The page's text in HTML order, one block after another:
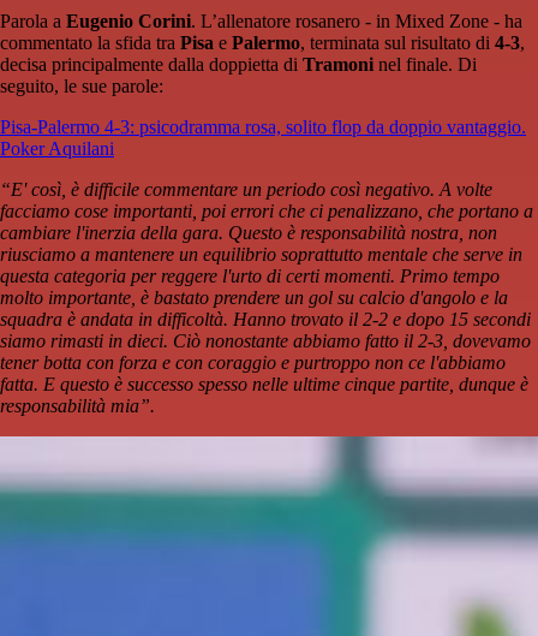
Parola a Eugenio Corini. L’allenatore rosanero - in Mixed Zone - ha
commentato la sfida tra Pisa e Palermo, terminata sul risultato di 4-3,
decisa principalmente dalla doppietta di Tramoni nel finale. Di
seguito, le sue parole:
Pisa-Palermo 4-3: psicodramma rosa, solito flop da doppio vantaggio.
Poker Aquilani
“E' così, è difficile commentare un periodo così negativo. A volte
facciamo cose importanti, poi errori che ci penalizzano, che portano a
cambiare l'inerzia della gara. Questo è responsabilità nostra, non
riusciamo a mantenere un equilibrio soprattutto mentale che serve in
questa categoria per reggere l'urto di certi momenti. Primo tempo
molto importante, è bastato prendere un gol su calcio d'angolo e la
squadra è andata in difficoltà. Hanno trovato il 2-2 e dopo 15 secondi
siamo rimasti in dieci. Ciò nonostante abbiamo fatto il 2-3, dovevamo
tener botta con forza e con coraggio e purtroppo non ce l'abbiamo
fatta. E questo è successo spesso nelle ultime cinque partite, dunque è
responsabilità mia”.